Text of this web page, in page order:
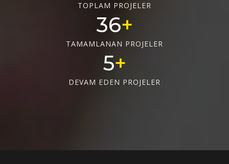
TOPLAM PROJELER
48
TAMAMLANAN PROJELER
6
DEVAM EDEN PROJELER